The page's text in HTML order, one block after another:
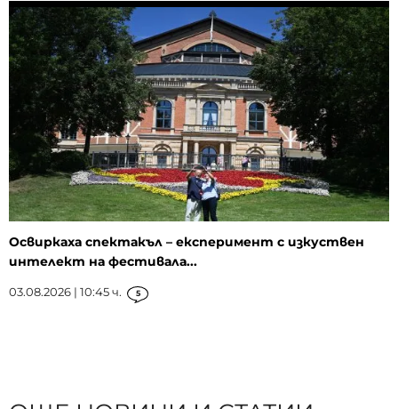
Освиркаха спектакъл – експеримент с изкуствен
интелект на фестивала...
03.08.2026 | 10:45 ч. 5